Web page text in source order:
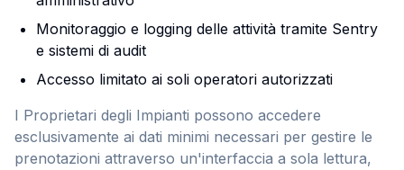
Monitoraggio e logging delle attività tramite Sentry
e sistemi di audit
Accesso limitato ai soli operatori autorizzati
I Proprietari degli Impianti possono accedere
esclusivamente ai dati minimi necessari per gestire le
prenotazioni attraverso un'interfaccia a sola lettura,